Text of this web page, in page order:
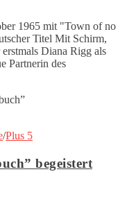
1965 mit "Town of no
Titel Mit Schirm,
Diana Rigg als
Partnerin des
/Plus 5
begeistert